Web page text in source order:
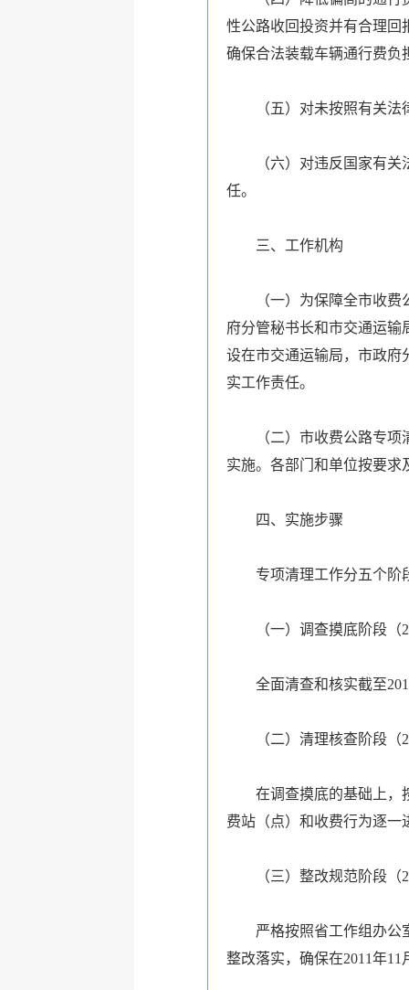
性公路收回投资并有合理回
确保合法装载车辆通行费负
（五）对未按照有关法律
（六）对违反国家有关法
任。
三、工作机构
（一）为保障全市收费公
府分管秘书长和市交通运输
设在市交通运输局，市政府
实工作责任。
（二）市收费公路专项清
实施。各部门和单位按要求
四、实施步骤
专项清理工作分五个阶
（一）调查摸底阶段（
全面清查和核实截至2011
（二）清理核查阶段（
在调查摸底的基础上，按
费站（点）和收费行为逐一
（三）整改规范阶段（
严格按照省工作组办公室
整改落实，确保在2011年11